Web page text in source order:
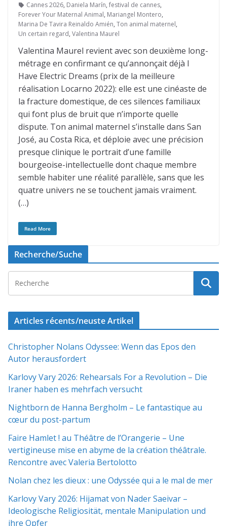
Cannes 2026, Daniela Marín, festival de cannes,
Forever Your Maternal Animal, Mariangel Montero,
Marina De Tavira Reinaldo Amién, Ton animal maternel,
Un certain regard, Valentina Maurel
Valentina Maurel revient avec son deuxième long-
métrage en confirmant ce qu’annonçait déjà I
Have Electric Dreams (prix de la meilleure
réalisation Locarno 2022): elle est une cinéaste de
la fracture domestique, de ces silences familiaux
qui font plus de bruit que n’importe quelle
dispute. Ton animal maternel s’installe dans San
José, au Costa Rica, et déploie avec une précision
presque clinique le portrait d’une famille
bourgeoise-intellectuelle dont chaque membre
semble habiter une réalité parallèle, sans que les
quatre univers ne se touchent jamais vraiment.
(…)
Read More
Recherche/Suche
Articles récents/neuste Artikel
Christopher Nolans Odyssee: Wenn das Epos den
Autor herausfordert
Karlovy Vary 2026: Rehearsals For a Revolution – Die
Iraner haben es mehrfach versucht
Nightborn de Hanna Bergholm – Le fantastique au
cœur du post-partum
Faire Hamlet ! au Théâtre de l’Orangerie – Une
vertigineuse mise en abyme de la création théâtrale.
Rencontre avec Valeria Bertolotto
Nolan chez les dieux : une Odyssée qui a le mal de mer
Karlovy Vary 2026: Hijamat von Nader Saeivar​​ –
Ideologische Religiosität, mentale Manipulation und
ihre Opfer